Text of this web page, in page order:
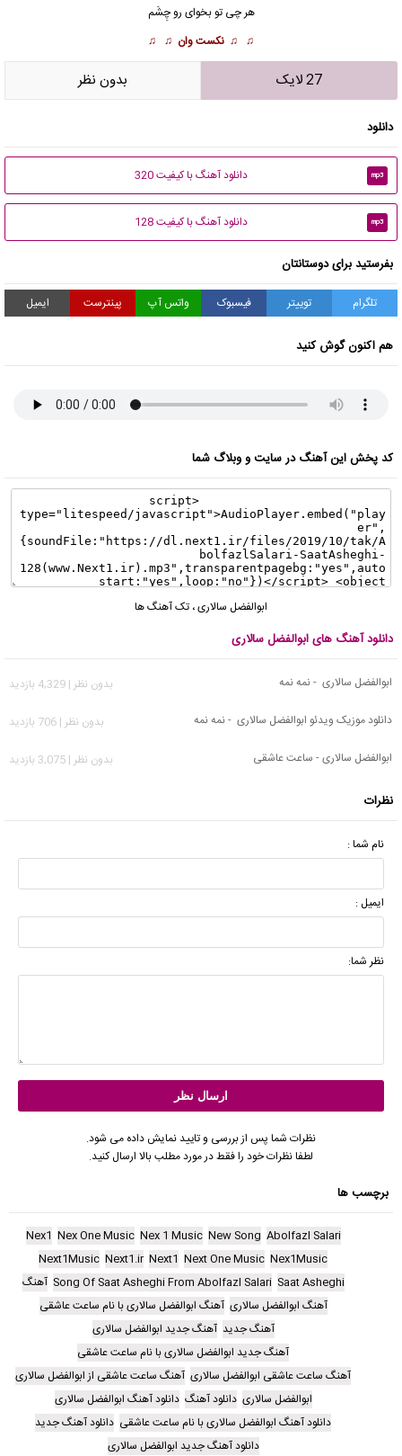
هر چی تو بخوای رو چِشَم
♫ ♫ نکست وان ♫ ♫
27 لایک بدون نظر
دانلود
mp3 دانلود آهنگ با کیفیت 320
mp3 دانلود آهنگ با کیفیت 128
بفرستید برای دوستانتان
تلگرام توییتر فیسبوک واتس آپ پینترست ایمیل
هم اکنون گوش کنید
کد پخش این آهنگ در سایت و وبلاگ شما
ابوالفضل سالاری، تک آهنگ ها
دانلود آهنگ های ابوالفضل سالاری
ابوالفضل سالاری - نمه نمه
بدون نظر | 4,329 بازدید
دانلود موزیک ویدئو ابوالفضل سالاری - نمه نمه
بدون نظر | 706 بازدید
ابوالفضل سالاری - ساعت عاشقی
بدون نظر | 3,075 بازدید
نظرات
نام شما :
ایمیل :
نظر شما:
نظرات شما پس از بررسی و تایید نمایش داده می شود.
لطفا نظرات خود را فقط در مورد مطلب بالا ارسال کنید.
برچسب ها
Abolfazl Salari
New Song
Nex 1 Music
Nex One Music
Nex1
Nex1Music
Next One Music
Next1
Next1.ir
Next1Music
Saat Asheghi
Song Of Saat Asheghi From Abolfazl Salari آهنگ
آهنگ ابوالفضل سالاری آهنگ ابوالفضل سالاری با نام ساعت عاشقی
آهنگ جدید آهنگ جدید ابوالفضل سالاری
آهنگ جدید ابوالفضل سالاری با نام ساعت عاشقی
آهنگ ساعت عاشقی ابوالفضل سالاری آهنگ ساعت عاشقی از ابوالفضل سالاری
ابوالفضل سالاری دانلود آهنگ دانلود آهنگ ابوالفضل سالاری
دانلود آهنگ ابوالفضل سالاری با نام ساعت عاشقی دانلود آهنگ جدید
دانلود آهنگ جدید ابوالفضل سالاری